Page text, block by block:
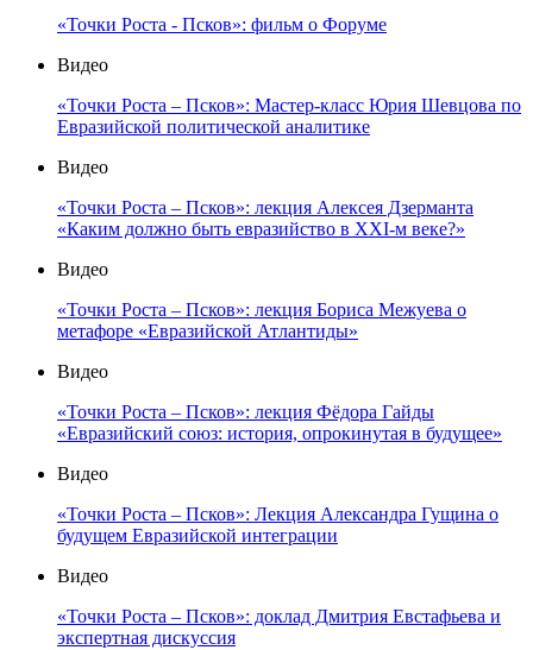
«Точки Роста - Псков»: фильм о Форуме
Видео
«Точки Роста – Псков»: Мастер-класс Юрия Шевцова по
Евразийской политической аналитике
Видео
«Точки Роста – Псков»: лекция Алексея Дзерманта
«Каким должно быть евразийство в XXI-м веке?»
Видео
«Точки Роста – Псков»: лекция Бориса Межуева о
метафоре «Евразийской Атлантиды»
Видео
«Точки Роста – Псков»: лекция Фёдора Гайды
«Евразийский союз: история, опрокинутая в будущее»
Видео
«Точки Роста – Псков»: Лекция Александра Гущина о
будущем Евразийской интеграции
Видео
«Точки Роста – Псков»: доклад Дмитрия Евстафьева и
экспертная дискуссия